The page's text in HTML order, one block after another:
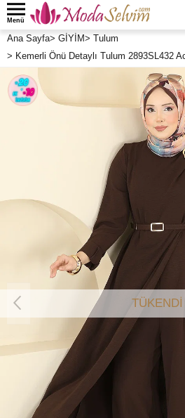
Menü
Ana Sayfa> GİYİM> Tulum
> Kemerli Önü Detaylı Tulum 2893SL432
TÜKENDİ